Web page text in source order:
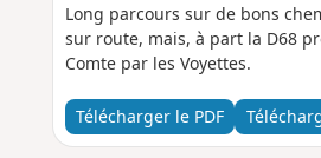
Long parcours sur de bons
sur route, mais, à part la D68
Comte par les Voyettes.
Télécharger le PDF